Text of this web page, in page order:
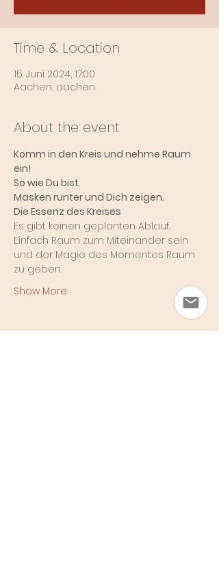
Time & Location
15. Juni 2024, 17:00
Aachen, aachen
About the event
Komm in den Kreis und nehme Raum
ein!
So wie Du bist.
Masken runter und Dich zeigen.
Die Essenz des Kreises
Es gibt keinen geplanten Ablauf.
Einfach Raum zum Miteinander sein
und der Magie des Momentes Raum
zu geben.
Show More